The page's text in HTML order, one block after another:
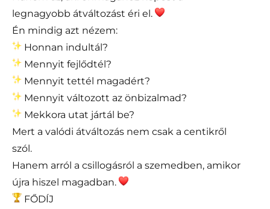
legnagyobb átváltozást éri el.
Én mindig azt nézem:
Honnan indultál?
Mennyit fejlődtél?
Mennyit tettél magadért?
Mennyit változott az önbizalmad?
Mekkora utat jártál be?
Mert a valódi átváltozás nem csak a centikről
szól.
Hanem arról a csillogásról a szemedben, amikor
újra hiszel magadban.
FŐDÍJ